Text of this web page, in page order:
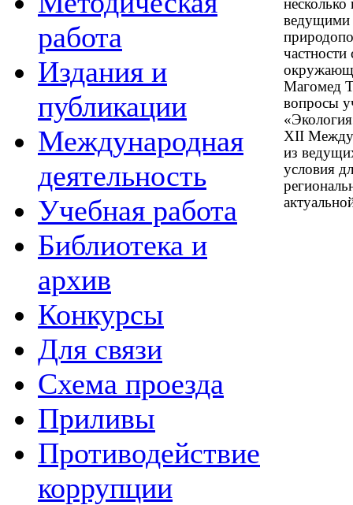
работа
Издания и
публикации
Международная
деятельность
Учебная работа
Библиотека и
архив
Конкурсы
Для связи
Схема проезда
Приливы
Противодействие
коррупции
ведущими
Магомед
вопросы
XII
из
условия